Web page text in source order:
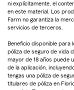
ni explícitamente, el
en este material. Los
Farm no garantiza la
servicios de terceros.
Beneficio disponible para
póliza de seguro de vida
mayor de 18 años puede
de la aplicación,
tengas una póliza de
titulares de póliza en